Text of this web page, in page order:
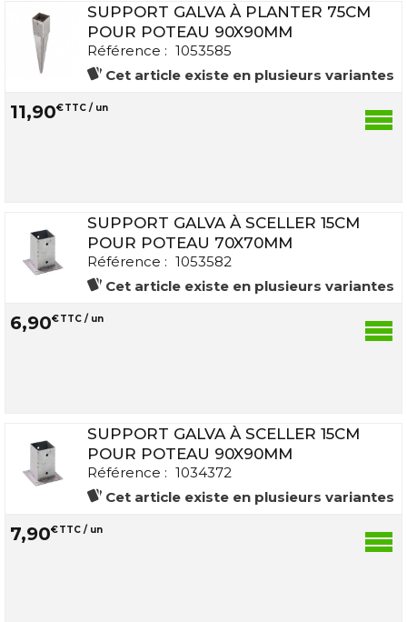
SUPPORT GALVA À PLANTER 75CM
POUR POTEAU 90X90MM
Référence : 1053585
Cet article existe en plusieurs variantes
11,90€TTC / un
SUPPORT GALVA À SCELLER 15CM
POUR POTEAU 70X70MM
Référence : 1053582
Cet article existe en plusieurs variantes
6,90€TTC / un
SUPPORT GALVA À SCELLER 15CM
POUR POTEAU 90X90MM
Référence : 1034372
Cet article existe en plusieurs variantes
7,90€TTC / un